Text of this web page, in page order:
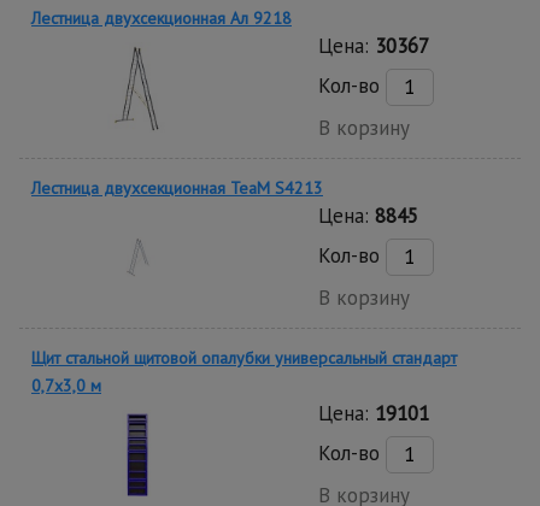
Лестница двухсекционная Ал 9218
Цена: 30367
Кол-во
В корзину
Лестница двухсекционная TeaM S4213
Цена: 8845
Кол-во
В корзину
Щит стальной щитовой опалубки универсальный стандарт
0,7x3,0 м
Цена: 19101
Кол-во
В корзину